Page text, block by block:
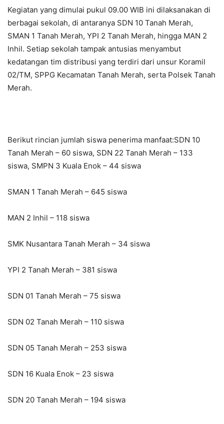
Kegiatan yang dimulai pukul 09.00 WIB ini dilaksanakan di
berbagai sekolah, di antaranya SDN 10 Tanah Merah,
SMAN 1 Tanah Merah, YPI 2 Tanah Merah, hingga MAN 2
Inhil. Setiap sekolah tampak antusias menyambut
kedatangan tim distribusi yang terdiri dari unsur Koramil
02/TM, SPPG Kecamatan Tanah Merah, serta Polsek Tanah
Merah.
Berikut rincian jumlah siswa penerima manfaat:SDN 10
Tanah Merah – 60 siswa, SDN 22 Tanah Merah – 133
siswa, SMPN 3 Kuala Enok – 44 siswa
SMAN 1 Tanah Merah – 645 siswa
MAN 2 Inhil – 118 siswa
SMK Nusantara Tanah Merah – 34 siswa
YPI 2 Tanah Merah – 381 siswa
SDN 01 Tanah Merah – 75 siswa
SDN 02 Tanah Merah – 110 siswa
SDN 05 Tanah Merah – 253 siswa
SDN 16 Kuala Enok – 23 siswa
SDN 20 Tanah Merah – 194 siswa